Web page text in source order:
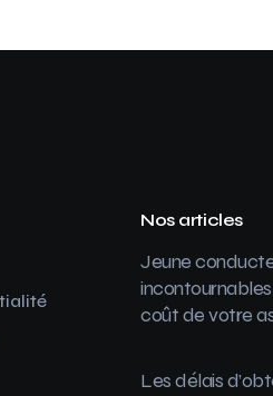
Nos articles
Jeune
coût de votre
Les délais